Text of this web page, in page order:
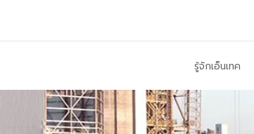
รู้จักเอ็นเทค